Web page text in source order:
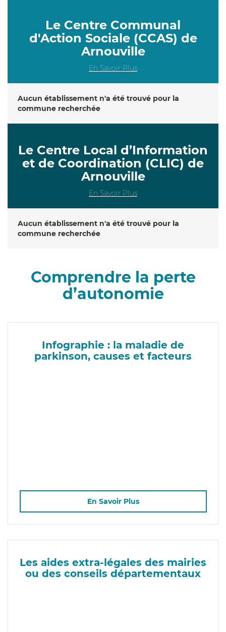
Le Centre Communal
d'Action Sociale (CCAS) de
Arnouville
En Savoir Plus
Aucun établissement n'a été trouvé pour la
commune recherchée
Le Centre Local d’Information
et de Coordination (CLIC) de
Arnouville
En Savoir Plus
Aucun établissement n'a été trouvé pour la
commune recherchée
Comprendre la perte
d’autonomie
Infographie : la maladie de
parkinson, causes et facteurs
En Savoir Plus
Les aides extra-légales des mairies
ou des conseils départementaux